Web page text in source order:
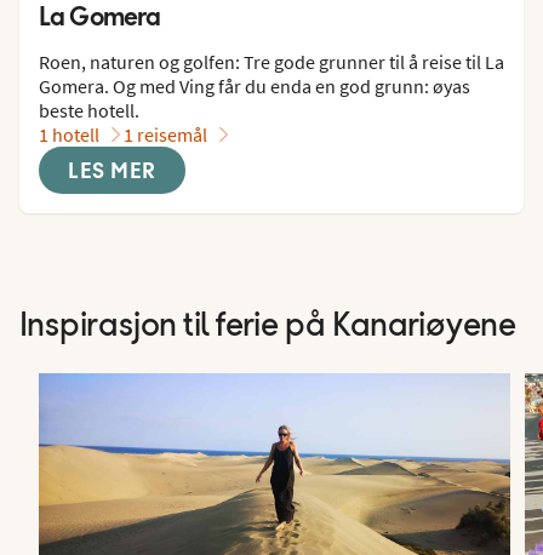
La Gomera
Roen, naturen og golfen: Tre gode grunner til å reise til La
Gomera. Og med Ving får du enda en god grunn: øyas
beste hotell.
1 hotell
1 reisemål
LES MER
Inspirasjon til ferie på Kanariøyene